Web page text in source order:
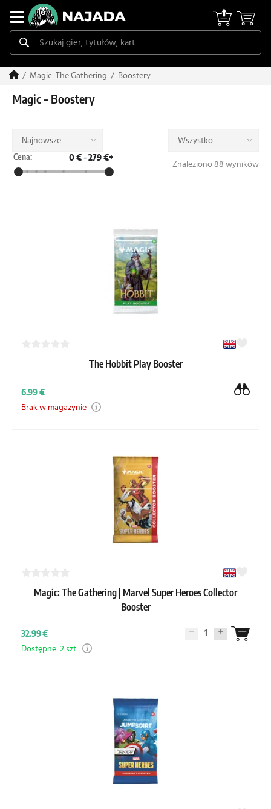
Magic: The Gathering Boostery
Magic – Boostery
Najnowsze
Wszystko
Cena:
0 € - 279 €+
Znaleziono 88 wyników
The Hobbit Play Booster
6.99 €
Brak w magazynie
Magic: The Gathering | Marvel Super Heroes Collector
Booster
32.99 € 1
Dostępne: 2 szt.